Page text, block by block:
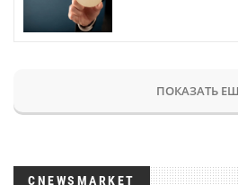
ПОКАЗАТЬ
CNEWSMARKET